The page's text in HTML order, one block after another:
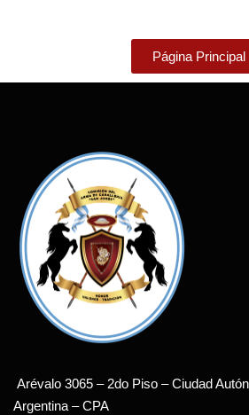
Página Principal
Arévalo 3065 – 2do Piso – Ciudad
Argentina – CPA